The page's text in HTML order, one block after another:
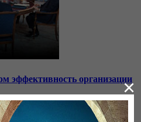
эффективность организации
×